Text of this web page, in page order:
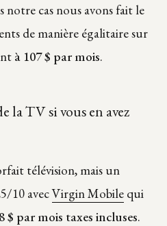
notre cas nous avons fait le
de manière égalitaire sur
à 107 $ par mois.
la TV si vous en avez
télévision, mais un
10 avecVirgin Mobilequi
$ par mois taxes incluses.